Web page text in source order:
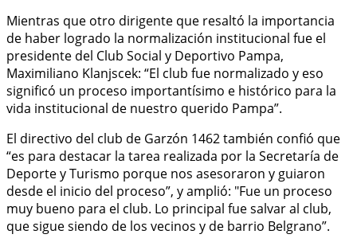
Mientras que otro dirigente que resaltó la importancia
de haber logrado la normalización institucional fue el
presidente del Club Social y Deportivo Pampa,
Maximiliano Klanjscek: “El club fue normalizado y eso
significó un proceso importantísimo e histórico para la
vida institucional de nuestro querido Pampa”.
El directivo del club de Garzón 1462 también confió que
“es para destacar la tarea realizada por la Secretaría de
Deporte y Turismo porque nos asesoraron y guiaron
desde el inicio del proceso”, y amplió: "Fue un proceso
muy bueno para el club. Lo principal fue salvar al club,
que sigue siendo de los vecinos y de barrio Belgrano”.